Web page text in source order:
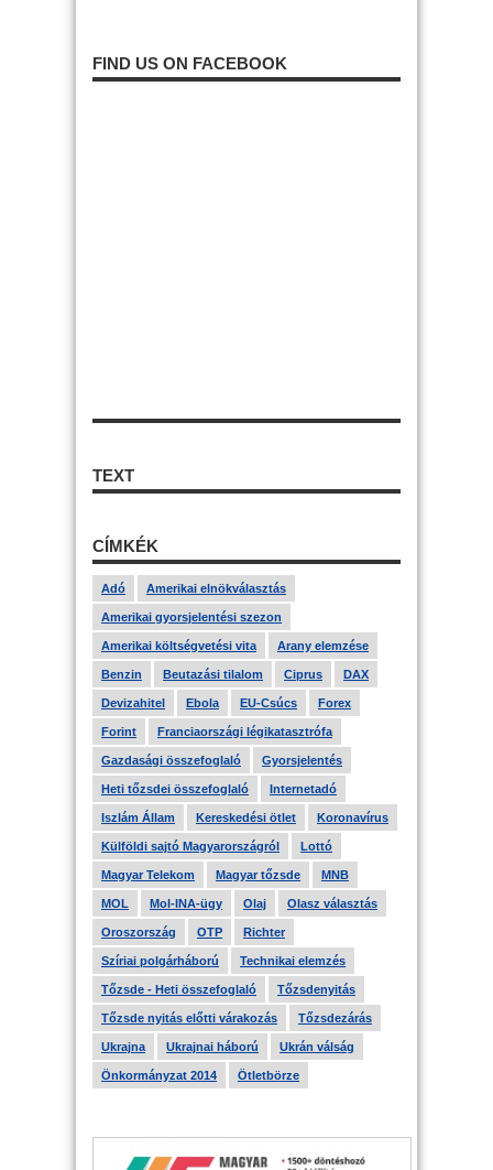
FIND US ON FACEBOOK
TEXT
CÍMKÉK
Adó Amerikai elnökválasztás
Amerikai gyorsjelentési szezon
Amerikai költségvetési vita Arany elemzése
Benzin Beutazási tilalom Ciprus DAX
Devizahitel Ebola EU-Csúcs Forex
Forint Franciaországi légikatasztrófa
Gazdasági összefoglaló Gyorsjelentés
Heti tőzsdei összefoglaló Internetadó
Iszlám Állam Kereskedési ötlet Koronavírus
Külföldi sajtó Magyarországról Lottó
Magyar Telekom Magyar tőzsde MNB
MOL Mol-INA-ügy Olaj Olasz választás
Oroszország OTP Richter
Szíriai polgárháború Technikai elemzés
Tőzsde - Heti összefoglaló Tőzsdenyitás
Tőzsde nyitás előtti várakozás Tőzsdezárás
Ukrajna Ukrajnai háború Ukrán válság
Önkormányzat 2014 Ötletbörze